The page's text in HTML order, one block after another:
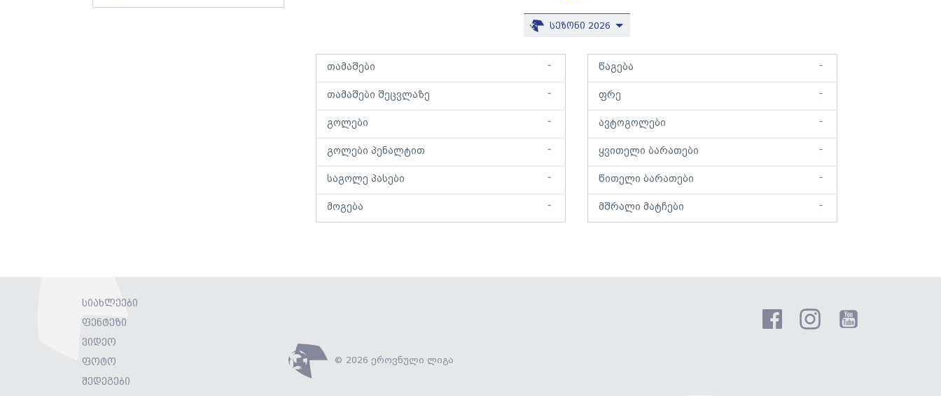
სეზონი 2026
თამაშები -
თამაშები შეცვლაზე -
გოლები -
გოლები პენალტით -
საგოლე პასები -
მოგება -
წაგება -
ფრე -
ავტოგოლები -
ყვითელი ბარათები -
წითელი ბარათები -
მშრალი მატჩები -
სიახლეები
ფენტეზი
ვიდეო
ფოტო
შედეგები
© 2026 ეროვნული ლიგა